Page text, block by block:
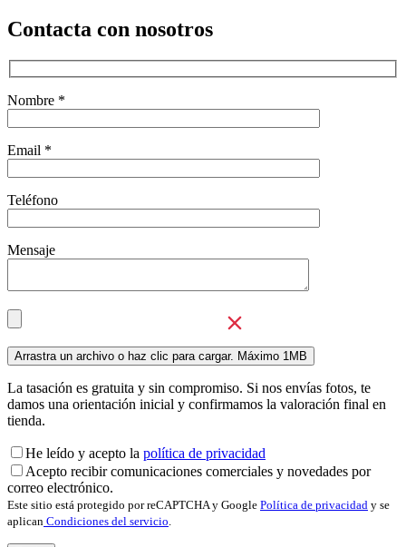
Contacta con nosotros
Nombre *
Email *
Teléfono
Mensaje
La tasación es gratuita y sin compromiso. Si nos envías fotos, te
damos una orientación inicial y confirmamos la valoración final en
tienda.
He leído y acepto la política de privacidad
Acepto recibir comunicaciones comerciales y novedades por
correo electrónico.
Este sitio está protegido por reCAPTCHA y Google Política de privacidad y se
aplican Condiciones del servicio